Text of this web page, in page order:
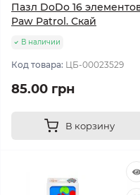
Пазл DoDo 16
Paw Patrol. Скай
В наличии
Код товара: ЦБ-00023529
85.00 грн
В корзину